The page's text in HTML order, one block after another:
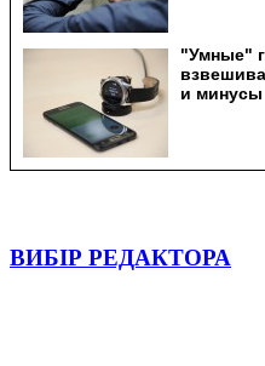
ВИБІР РЕДАКТОРА